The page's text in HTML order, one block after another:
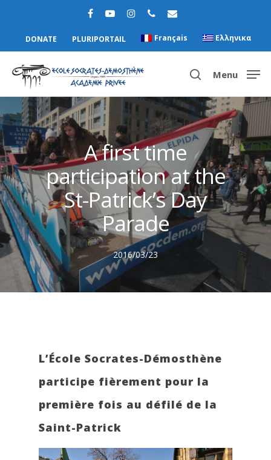
DONATE PLURIPORTAIL Français Ελληνικα
Hit enter to search or ESC to close
Menu
A first time
participation at the
St-Patrick’s Day
Parade
2016/03/23
L’École Socrates-Démosthène
participe fièrement pour la
première fois au défilé de la
Saint-Patrick